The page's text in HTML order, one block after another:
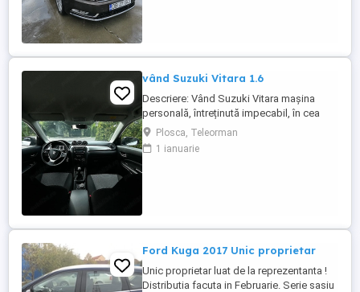
vând Suzuki Vitara 1.6
Descriere: Vând Suzuki Vitara mașina
personală, întreținută impecabil, în cea
mai căutată configurație pentru fiabilitate:
motorul 1.6 benzină aspirat (distribuție
lanț) și tracțiune integrală AllGrip Date
Plosca, Teleorman
1 ianuarie
Ford Kuga 2017 Unic proprietar
Unic proprietar luat de la reprezentanta !
Distributia facuta in Februarie. Serie sasiu